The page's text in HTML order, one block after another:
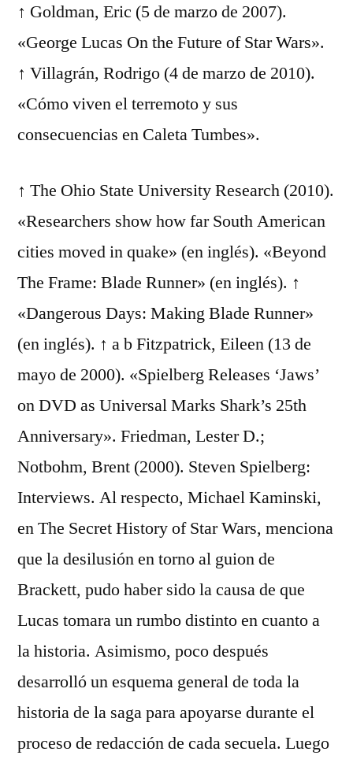
↑ Goldman, Eric (5 de marzo de 2007).
«George Lucas On the Future of Star Wars».
↑ Villagrán, Rodrigo (4 de marzo de 2010).
«Cómo viven el terremoto y sus
consecuencias en Caleta Tumbes».
↑ The Ohio State University Research (2010).
«Researchers show how far South American
cities moved in quake» (en inglés). «Beyond
The Frame: Blade Runner» (en inglés). ↑
«Dangerous Days: Making Blade Runner»
(en inglés). ↑ a b Fitzpatrick, Eileen (13 de
mayo de 2000). «Spielberg Releases ‘Jaws’
on DVD as Universal Marks Shark’s 25th
Anniversary». Friedman, Lester D.;
Notbohm, Brent (2000). Steven Spielberg:
Interviews. Al respecto, Michael Kaminski,
en The Secret History of Star Wars, menciona
que la desilusión en torno al guion de
Brackett, pudo haber sido la causa de que
Lucas tomara un rumbo distinto en cuanto a
la historia. Asimismo, poco después
desarrolló un esquema general de toda la
historia de la saga para apoyarse durante el
proceso de redacción de cada secuela. Luego